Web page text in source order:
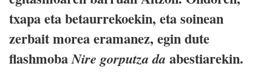
txapa eta betaurrekoekin, eta soinean
zerbait morea eramanez, egin dute
flashmobaNire gorputza da abestiarekin.